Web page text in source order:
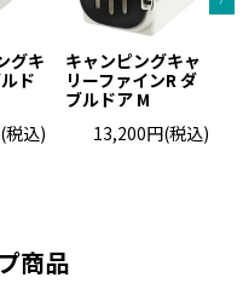
過ごすおしゃれ空間を演出
グキ
ド
(税込)
キャンピングキャ
リーファインR ダ
ブルドア M
13,200円(税込)
商品